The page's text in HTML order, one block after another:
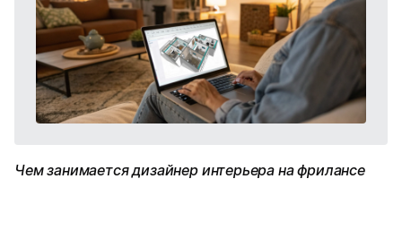
Чем занимается дизайнер интерьера на фрилансе